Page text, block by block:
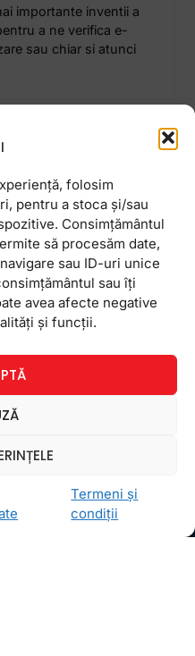
folosim
pentru a stoca și/sau
Consimțământul
să procesăm date,
sau ID-uri unice
sau îți
avea afecte negative
și funcții.
Termeni și
condiții
importante inventii a
a ne verifica e-
sau chiar si atunci
care copiii ar
e influentata
si ce gesturi le permit
Copiii nu sunt